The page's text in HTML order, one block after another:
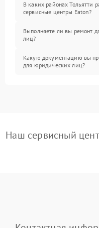
В каких районах Тольятти
сервисные центры Eaton?
Выполняете ли вы ремонт
лиц?
Какую документацию вы
для юридических лиц?
Наш сервисный